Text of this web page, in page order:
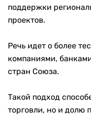
поддержки
проектов.
Речь идет о более
компаниями,
стран Союза.
Такой подход
торговли, но и долю